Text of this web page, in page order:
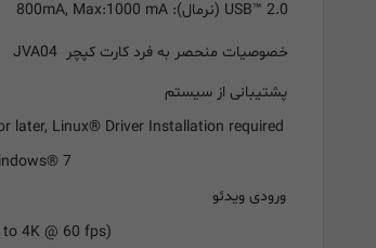
USB™ 2.0 (نرمال): 800mA, Max:1000 mA
خصوصیات منحصر به فرد کارت کپچر JVA04
پشتیبانی از سیستم
later, Linux® Driver Installation required
7
ورودی ویدئو
4K @ 60 fps)